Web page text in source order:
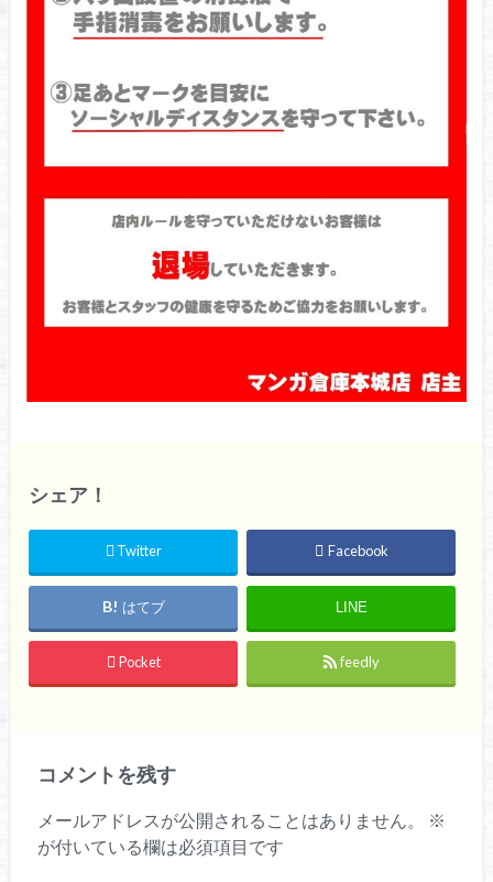
シェア！
Twitter Facebook
はてブ LINE
Pocket feedly
コメントを残す
メールアドレスが公開されることはありません。
※
が付いている欄は必須項目です